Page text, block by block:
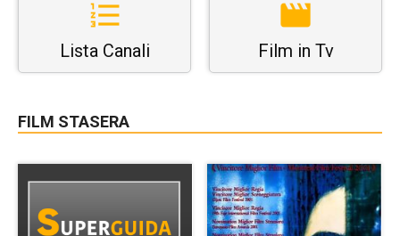
Lista Canali Film in Tv
FILM STASERA